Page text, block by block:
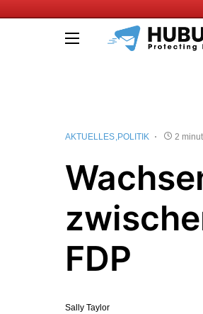
AKTUELLES POLITIK 2
FDP
Sally Taylor